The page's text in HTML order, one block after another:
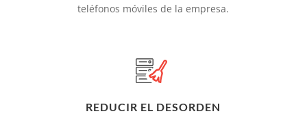
teléfonos móviles de la empresa.
REDUCIR EL DESORDEN